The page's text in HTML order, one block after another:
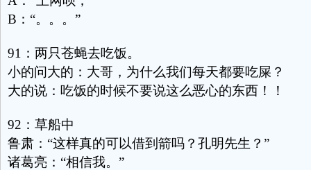
B：“。。。”
91：两只苍蝇去吃饭。
小的问大的：大哥，为什么我们每天都要吃屎？
大的说：吃饭的时候不要说这么恶心的东西！！
92：草船中
鲁肃：“这样真的可以借到箭吗？孔明先生？”
诸葛亮：“相信我。”